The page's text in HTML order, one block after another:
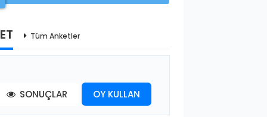
Tüm Anketler
SONUÇLAR OY KULLAN